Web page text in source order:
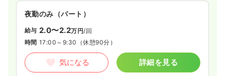
夜勤のみ（パート）
給与 2.0〜2.2万円/回
時間 17:00～9:30 （休憩90分）
気になる 詳細を見る